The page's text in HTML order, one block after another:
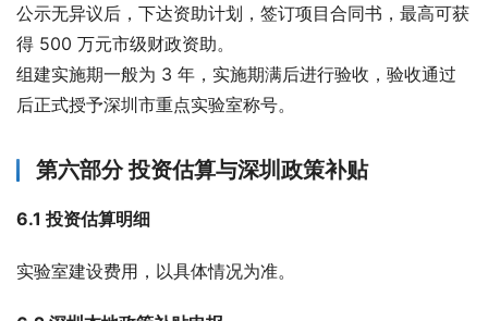
公示无异议后，下达资助计划，签订项目合同书，最高可获
得 500 万元市级财政资助。
组建实施期一般为 3 年，实施期满后进行验收，验收通过
后正式授予深圳市重点实验室称号。
第六部分 投资估算与深圳政策补贴
6.1 投资估算明细
实验室建设费用，以具体情况为准。